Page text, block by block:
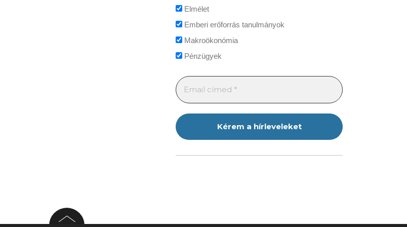
Elmélet
Emberi erőforrás tanulmányok
Makroökonómia
Pénzügyek